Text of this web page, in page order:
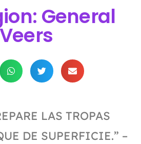
General
LAS TROPAS
DE SUPERFICIE.” –